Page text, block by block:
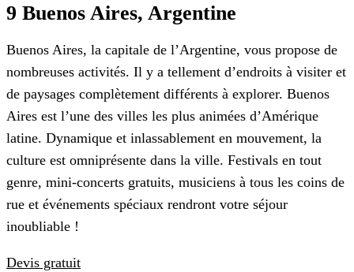
9 Buenos Aires, Argentine
Buenos Aires, la capitale de l’Argentine, vous propose de
nombreuses activités. Il y a tellement d’endroits à visiter et
de paysages complètement différents à explorer. Buenos
Aires est l’une des villes les plus animées d’Amérique
latine. Dynamique et inlassablement en mouvement, la
culture est omniprésente dans la ville. Festivals en tout
genre, mini-concerts gratuits, musiciens à tous les coins de
rue et événements spéciaux rendront votre séjour
inoubliable !
Devis gratuit